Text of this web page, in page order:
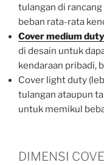
tulangan di
beban rata-rata
Cover medium duty
di desain untuk
kendaraan pribadi,
Cover light duty
tulangan ataupun
untuk memikul
DIMENSI